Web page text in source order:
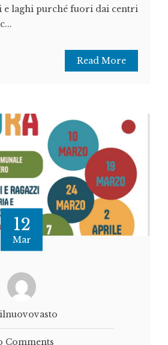
e laghi purché fuori dai centri
Read More
12
Mar
Comments